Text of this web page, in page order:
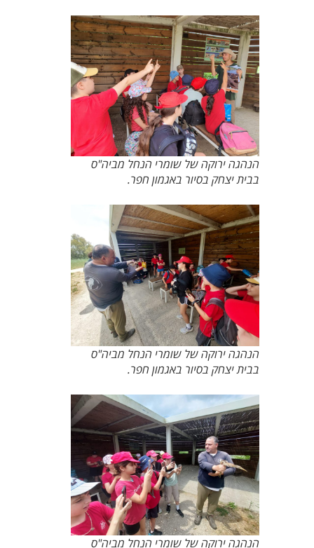
הנהגה ירוקה של שומרי הנחל מביה"ס
בבית יצחק בסיור באגמון חפר.
הנהגה ירוקה של שומרי הנחל מביה"ס
בבית יצחק בסיור באגמון חפר.
הנהגה ירוקה של שומרי הנחל מביה"ס